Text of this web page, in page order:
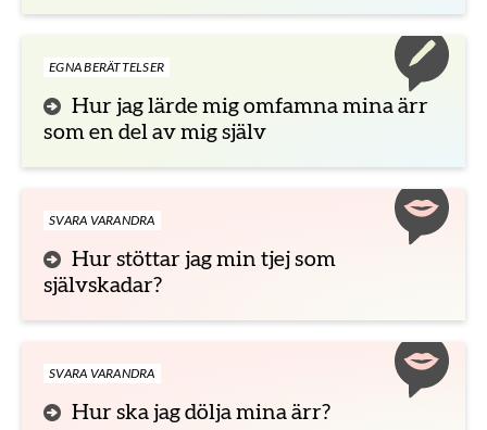
EGNA BERÄTTELSER
Hur jag lärde mig omfamna mina ärr
som en del av mig själv
SVARA VARANDRA
Hur stöttar jag min tjej som
självskadar?
SVARA VARANDRA
Hur ska jag dölja mina ärr?